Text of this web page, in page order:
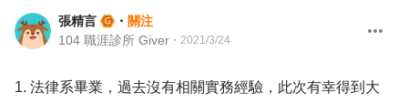
張精言 ・ 關注
104 職涯診所 Giver ・ 2021/3/24
1. 法律系畢業，過去沒有相關實務經驗，此次有幸得到大